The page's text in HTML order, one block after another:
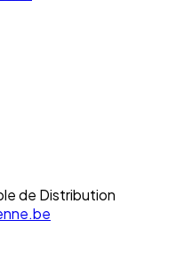
de Distribution